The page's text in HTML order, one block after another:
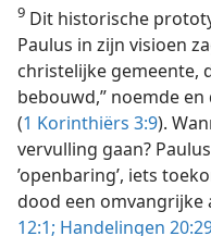
9 Dit historische
Paulus in zijn visioen
christelijke gemeente,
bebouwd,” noemde
(1 Korinthiërs 3:9).
vervulling gaan?
’openbaring’, iets
dood een omvangrijke
12:1; Handelingen